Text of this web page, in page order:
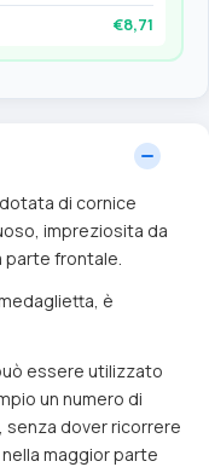
€8,71
di cornice
impreziosita da
parte frontale.
è
essere utilizzato
un numero di
dover ricorrere
maggior parte